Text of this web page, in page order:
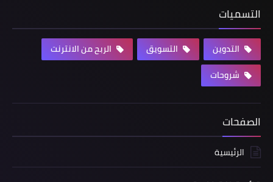
التسميات
التدوين التسويق
الربح من الانترنت
شروحات
الصفحات
الرئيسية